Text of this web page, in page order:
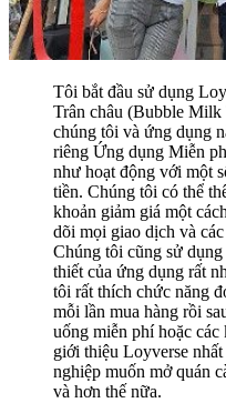
Tôi bắt đầu sử dụng
Trân châu (Bubble Milk
chúng tôi và ứng dụng
riêng Ứng dụng Miễn
như hoạt động với một
tiền. Chúng tôi có thể
khoản giảm giá một
dõi mọi giao dịch và
Chúng tôi cũng sử
thiết của ứng dụng rất
tôi rất thích chức năng
mỗi lần mua hàng rồi
uống miễn phí hoặc
giới thiệu Loyverse
nghiệp muốn mở quán
và hơn thế nữa.